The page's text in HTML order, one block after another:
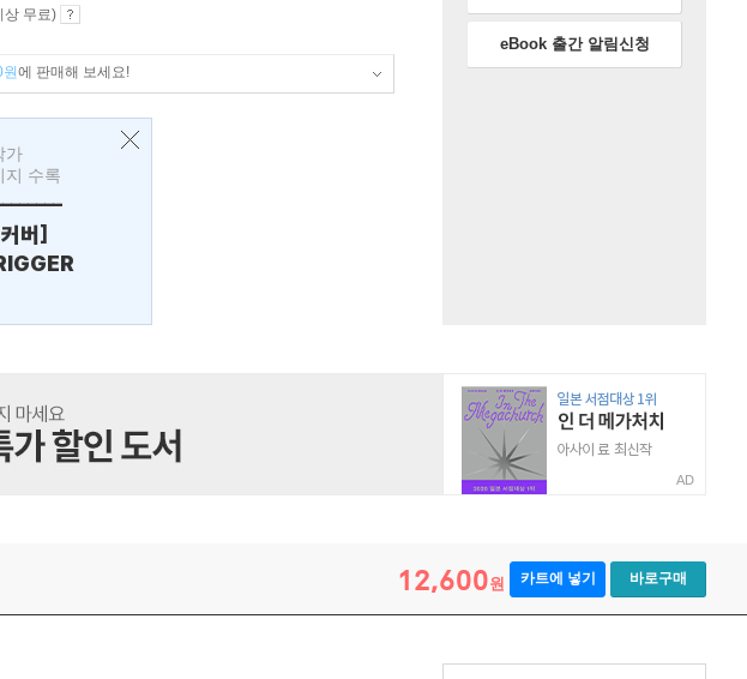
상 무료)
에 판매해 보세요!
가
지 수록
버]
eBook 출간 알림신청
AD
12,600원 카트에 넣기 바로구매